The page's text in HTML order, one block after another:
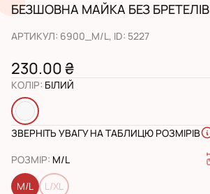
БЕЗШОВНА МАЙКА БЕЗ БРЕТЕЛІВ
АРТИКУЛ: 6900_M/L, ID: 5227
230.00 ₴
КОЛІР: БІЛИЙ
ЗВЕРНІТЬ УВАГУ НА ТАБЛИЦЮ РОЗМІРІВ
РОЗМІР: M/L
M/L L/XL